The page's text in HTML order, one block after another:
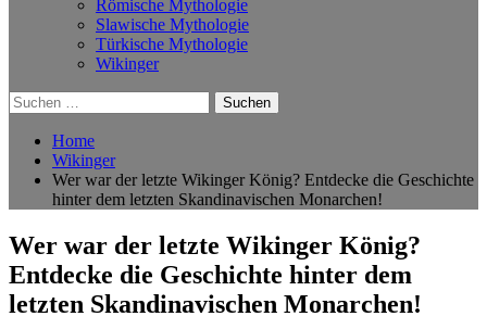
Römische Mythologie
Slawische Mythologie
Türkische Mythologie
Wikinger
Suchen
nach:
Home
Wikinger
Wer war der letzte Wikinger König? Entdecke die Geschichte
hinter dem letzten Skandinavischen Monarchen!
Wer war der letzte Wikinger König?
Entdecke die Geschichte hinter dem
letzten Skandinavischen Monarchen!